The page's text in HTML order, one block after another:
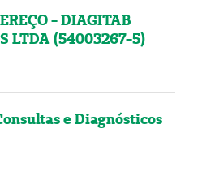
- DIAGITAB
LTDA (54003267-5)
e Diagnósticos